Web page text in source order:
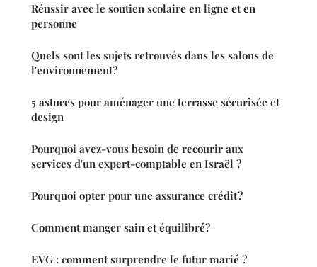
Réussir avec le soutien scolaire en ligne et en
personne
Quels sont les sujets retrouvés dans les salons de
l'environnement?
5 astuces pour aménager une terrasse sécurisée et
design
Pourquoi avez-vous besoin de recourir aux
services d'un expert-comptable en Israël ?
Pourquoi opter pour une assurance crédit ?
Comment manger sain et équilibré?
EVG : comment surprendre le futur marié ?